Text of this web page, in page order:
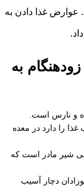
عوارض غذا دادن به
به
و نارس است.
غذا را دارد در معده
شیر مادر است که
دچار آسیب